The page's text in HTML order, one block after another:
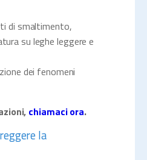
di smaltimento,
su leghe leggere e
dei fenomeni
chiamaci ora.
la